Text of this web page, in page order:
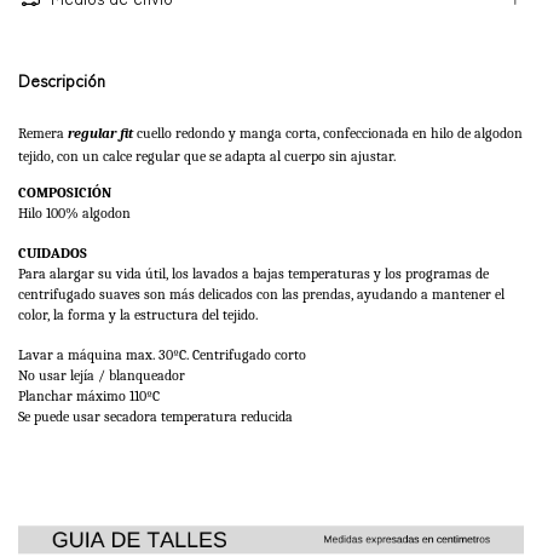
Descripción
Remera regular fit cuello redondo y manga corta, confeccionada en hilo de algodon
tejido, con un calce regular que se adapta al cuerpo sin ajustar.
COMPOSICIÓN
Hilo 100% algodon
CUIDADOS
Para alargar su vida útil, los lavados a bajas temperaturas y los programas de
centrifugado suaves son más delicados con las prendas, ayudando a mantener el
color, la forma y la estructura del tejido.
Lavar a máquina max. 30ºC. Centrifugado corto
No usar lejía / blanqueador
Planchar máximo 110ºC
Se puede usar secadora temperatura reducida